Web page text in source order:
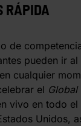
RÁPIDA
de
pueden ir
cualquier
el Global
vivo en todo el
Unidos,